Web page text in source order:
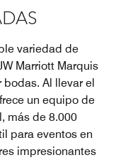
variedad de
Marriott Marquis
Al llevar el
un equipo de
más de 8.000
para eventos en
impresionantes